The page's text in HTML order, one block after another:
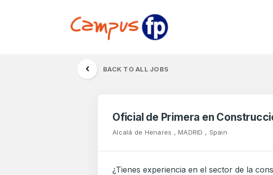
BACK TO ALL JOBS
Oficial de Primera en
Alcalá de Henares , MADRID , Spain
¿Tienes experiencia en el sector de la